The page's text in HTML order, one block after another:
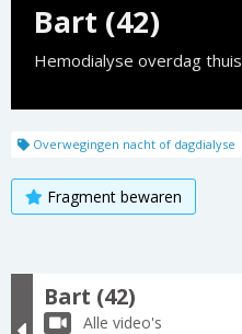
Bart (42)
Hemodialyse overdag thuis
Overwegingen nacht of dagdialyse
Fragment bewaren
Bart (42)
Alle video's